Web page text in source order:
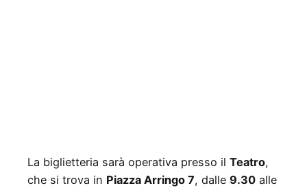
La biglietteria sarà operativa presso il Teatro,
che si trova in Piazza Arringo 7, dalle 9.30 alle